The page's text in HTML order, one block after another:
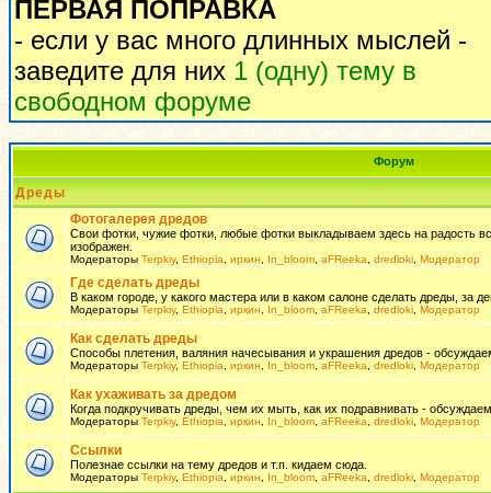
ПЕРВАЯ ПОПРАВКА
- если у вас много длинных мыслей -
заведите для них 1 (одну) тему в
свободном форуме
Форум
Дреды
Фотогалерея дредов
Свои фотки, чужие фотки, любые фотки выкладываем здесь на радость
изображен.
Модераторы Terpkiy, Ethiopia иркин In_bloom aFReeka dredloki Модератор
Где сделать дреды
В каком городе, у какого мастера или в каком салоне сделать дреды, за
Модераторы Terpkiy, Ethiopia иркин In_bloom aFReeka dredloki Модератор
Как сделать дреды
Способы плетения, валяния начесывания и украшения дредов -
Модераторы Terpkiy, Ethiopia иркин In_bloom aFReeka dredloki Модератор
Как ухаживать за дредом
Когда подкручивать дреды, чем их мыть, как их подравнивать - обсуждаем
Модераторы Terpkiy, Ethiopia иркин In_bloom aFReeka dredloki Модератор
Ссылки
Полезнае ссылки на тему дредов и т.п. кидаем сюда.
Модераторы Terpkiy, Ethiopia иркин In_bloom aFReeka dredloki Модератор